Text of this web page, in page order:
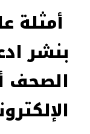
أمثلة
بنشر
الصحف